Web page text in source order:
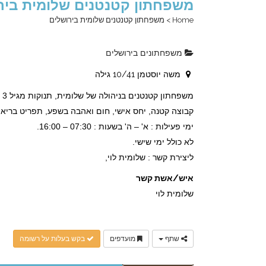
משפחתון קטנטנים שלומית
Home
> משפחתון קטנטנים שלומית בירושלים
משפחתונים בירושלים
משה יוסטמן 10/41 גילה
משפחתון קטנטנים בניהולה של שלומית, תנוקות מגיל 3 חודשים, מקום איכותי ובאווירה חמה ומפנקת.
קבוצה קטנה, יחס אישי, חום ואהבה בשפע, תפריט בריא
ימי פעילות : א' – ה' בשעות : 07:30 – 16:00.
לא כולל ימי שישי.
ליצירת קשר : שלומית לוי,
איש/אשת קשר
שלומית לוי
שתף מועדפים בקש בעלות על רשומה